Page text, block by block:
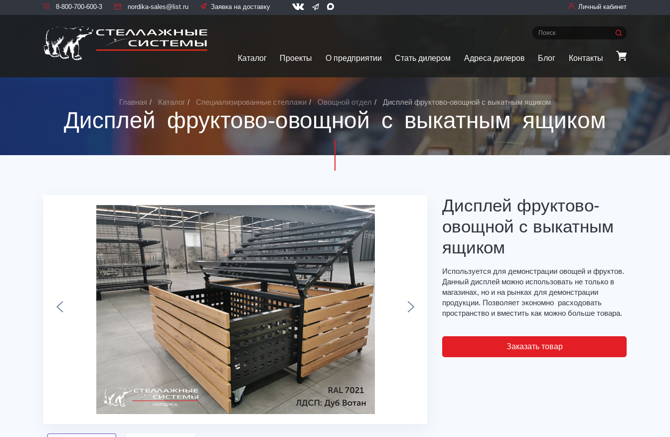
8-800-700-600-3 nordika-sales@list.ru Заявка на доставку Личный кабинет
Каталог Проекты О предприятии Стать дилером Адреса дилеров Блог Контакты
Главная Каталог Специализированные стеллажи Овощной отдел Дисплей фруктово-овощной с выкатным ящиком
Дисплей фруктово-овощной с выкатным ящиком
Дисплей фруктово-
овощной с выкатным
ящиком
Используется для демонстрации овощей и фруктов.
Данный дисплей можно использовать не только в
магазинах, но и на рынках для демонстрации
продукции. Позволяет экономно расходовать
пространство и вместить как можно больше товара.
Заказать товар